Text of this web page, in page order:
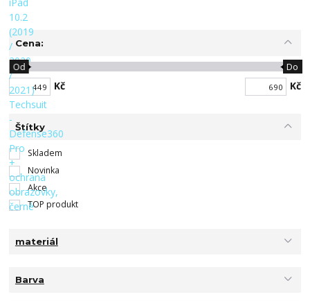
Cena:
Kč
Od Do
Kč
Štítky
Skladem
Novinka
Akce
TOP produkt
materiál
Barva